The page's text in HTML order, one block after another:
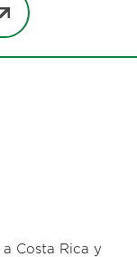
Costa Rica y